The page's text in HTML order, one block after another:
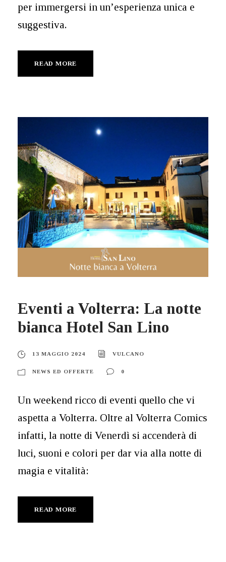
per immergersi in un’esperienza unica e
suggestiva.
READ MORE
Eventi a Volterra: La notte
bianca Hotel San Lino
13 MAGGIO 2024 VULCANO
NEWS ED OFFERTE 0
Un weekend ricco di eventi quello che vi
aspetta a Volterra. Oltre al Volterra Comics
infatti, la notte di Venerdì si accenderà di
luci, suoni e colori per dar via alla notte di
magia e vitalità:
READ MORE